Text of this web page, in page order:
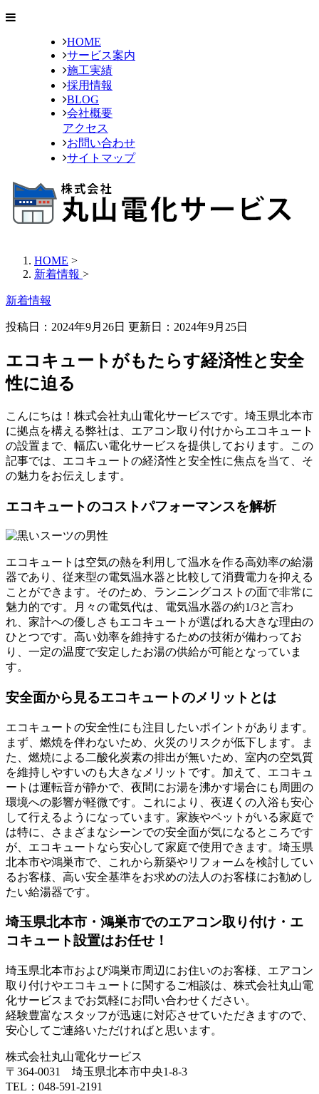
HOME
サービス案内
施工実績
採用情報
BLOG
会社概要
アクセス
お問い合わせ
サイトマップ
HOME >
新着情報 >
新着情報
投稿日：2024年9月26日 更新日： 2024年9月25日
エコキュートがもたらす経済性と安全
性に迫る
こんにちは！株式会社丸山電化サービスです。埼玉県北本市
に拠点を構える弊社は、エアコン取り付けからエコキュート
の設置まで、幅広い電化サービスを提供しております。この
記事では、エコキュートの経済性と安全性に焦点を当て、そ
の魅力をお伝えします。
エコキュートのコストパフォーマンスを解析
エコキュートは空気の熱を利用して温水を作る高効率の給湯
器であり、従来型の電気温水器と比較して消費電力を抑える
ことができます。そのため、ランニングコストの面で非常に
魅力的です。月々の電気代は、電気温水器の約1/3と言わ
れ、家計への優しさもエコキュートが選ばれる大きな理由の
ひとつです。高い効率を維持するための技術が備わってお
り、一定の温度で安定したお湯の供給が可能となっていま
す。
安全面から見るエコキュートのメリットとは
エコキュートの安全性にも注目したいポイントがあります。
まず、燃焼を伴わないため、火災のリスクが低下します。ま
た、燃焼による二酸化炭素の排出が無いため、室内の空気質
を維持しやすいのも大きなメリットです。加えて、エコキュ
ートは運転音が静かで、夜間にお湯を沸かす場合にも周囲の
環境への影響が軽微です。これにより、夜遅くの入浴も安心
して行えるようになっています。家族やペットがいる家庭で
は特に、さまざまなシーンでの安全面が気になるところです
が、エコキュートなら安心して家庭で使用できます。埼玉県
北本市や鴻巣市で、これから新築やリフォームを検討してい
るお客様、高い安全基準をお求めの法人のお客様にお勧めし
たい給湯器です。
埼玉県北本市・鴻巣市でのエアコン取り付け・エ
コキュート設置はお任せ！
埼玉県北本市および鴻巣市周辺にお住いのお客様、エアコン
取り付けやエコキュートに関するご相談は、株式会社丸山電
化サービスまでお気軽にお問い合わせください。
経験豊富なスタッフが迅速に対応させていただきますので、
安心してご連絡いただければと思います。
株式会社丸山電化サービス
〒364-0031 埼玉県北本市中央1-8-3
TEL：048-591-2191